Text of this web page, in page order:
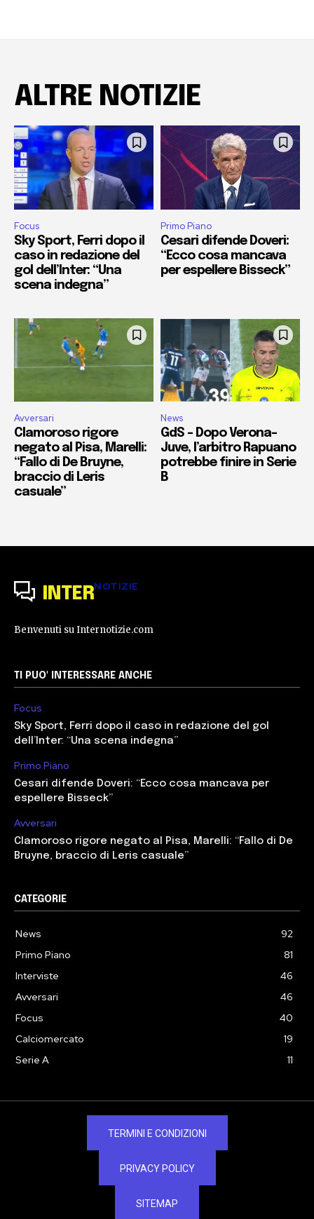
ALTRE NOTIZIE
Focus
Sky Sport, Ferri dopo il
caso in redazione del
gol dell’Inter: “Una
scena indegna”
Primo Piano
Cesari difende Doveri:
“Ecco cosa mancava
per espellere Bisseck”
Avversari
Clamoroso rigore
negato al Pisa, Marelli:
“Fallo di De Bruyne,
braccio di Leris
casuale”
News
GdS – Dopo Verona-
Juve, l’arbitro Rapuano
potrebbe finire in Serie
B
INTERNOTIZIE
Benvenuti su Internotizie.com
TI PUO' INTERESSARE ANCHE
Focus
Sky Sport, Ferri dopo il caso in redazione del gol
dell’Inter: “Una scena indegna”
Primo Piano
Cesari difende Doveri: “Ecco cosa mancava per
espellere Bisseck”
Avversari
Clamoroso rigore negato al Pisa, Marelli: “Fallo di De
Bruyne, braccio di Leris casuale”
CATEGORIE
News
92
Primo Piano
81
Interviste
46
Avversari
46
Focus
40
Calciomercato
19
Serie A
11
TERMINI E CONDIZIONI
PRIVACY POLICY
SITEMAP